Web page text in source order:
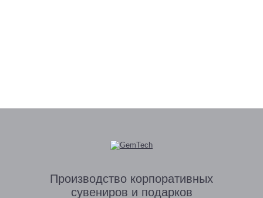
Производство корпоративных
сувениров и подарков